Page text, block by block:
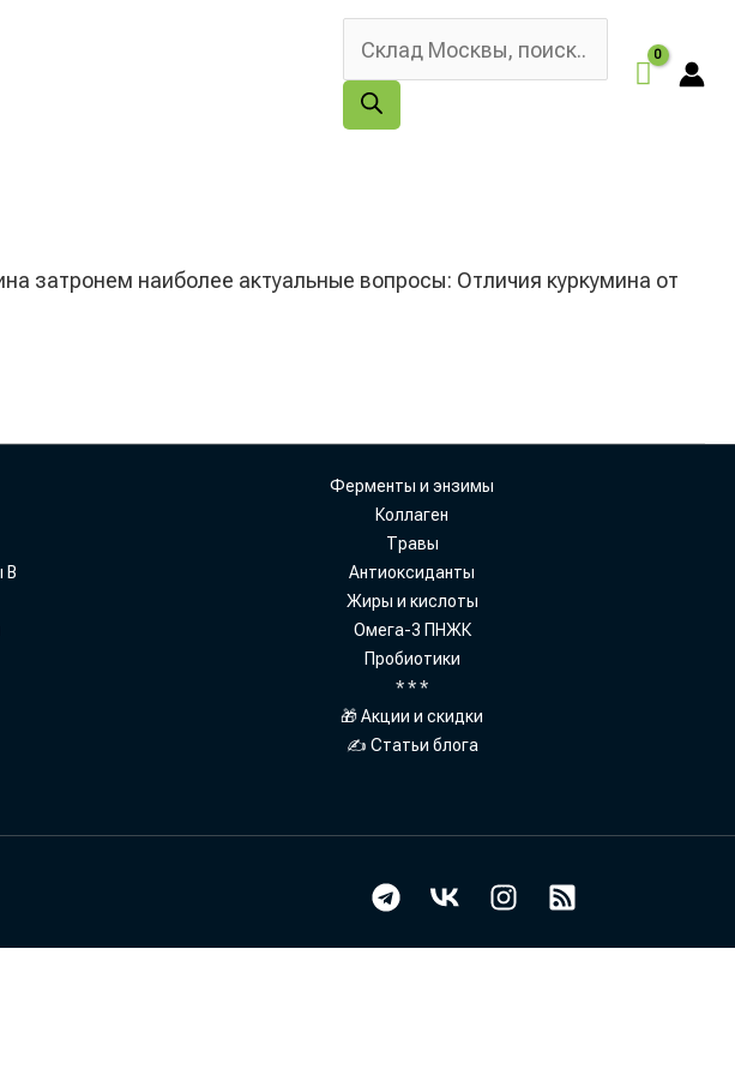
Поиск
товаров
затронем наиболее актуальные вопросы: Отличия куркумина от
В
Ферменты и энзимы
Коллаген
Травы
Антиоксиданты
Жиры и кислоты
Омега-3 ПНЖК
Пробиотики
* * *
🎁 Акции и скидки
✍ Статьи блога